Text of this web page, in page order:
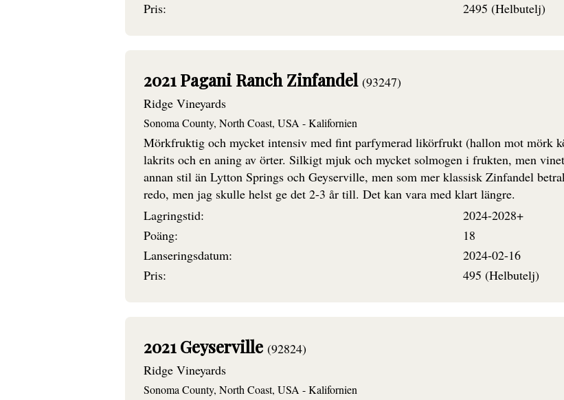
Pris:
2495 (Helbutelj)
2021 Pagani Ranch Zinfandel (93247)
Ridge Vineyards
Sonoma County, North Coast, USA - Kalifornien
Mörkfruktig och mycket intensiv med fint parfymerad likörfrukt (hallon mot mörk
lakrits och en aning av örter. Silkigt mjuk och mycket solmogen i frukten, men
annan stil än Lytton Springs och Geyserville, men som mer klassisk Zinfandel
redo, men jag skulle helst ge det 2-3 år till. Det kan vara med klart längre.
Lagringstid:
2024-2028+
Poäng:
18
Lanseringsdatum:
2024-02-16
Pris:
495 (Helbutelj)
2021 Geyserville (92824)
Ridge Vineyards
Sonoma County, North Coast, USA - Kalifornien